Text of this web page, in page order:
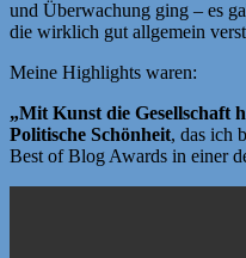
und Überwachung ging – es
die wirklich gut allgemein
Meine Highlights waren:
„Mit Kunst die Gesellschaft
Politische Schönheit, das ich
Best of Blog Awards in einer